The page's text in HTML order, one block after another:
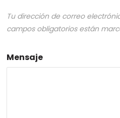
Tu dirección de correo
campos obligatorios están
Mensaje